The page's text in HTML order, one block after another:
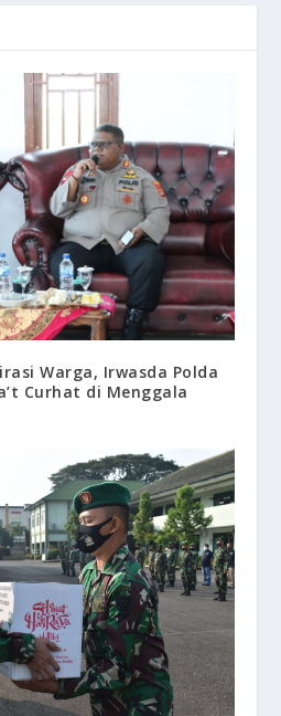
Warga, Irwasda Polda
Curhat di Menggala